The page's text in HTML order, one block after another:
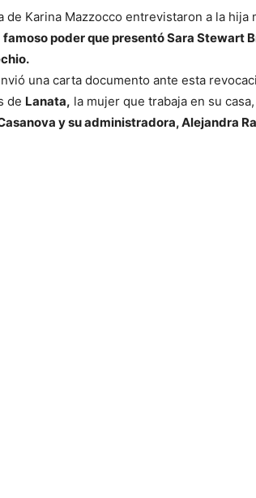
Karina Mazzocco entrevistaron a la hija
famoso poder que presentó Sara Stewart
una carta documento ante esta
de Lanata, la mujer que trabaja en su casa,
y su administradora, Alejandra